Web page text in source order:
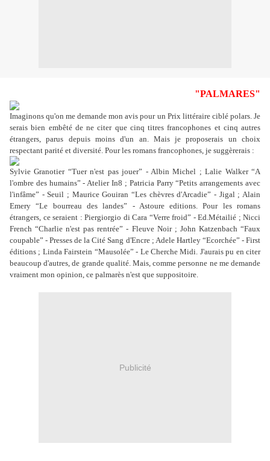
"PALMARES"
Imaginons qu'on me demande mon avis pour un Prix littéraire ciblé polars. Je
serais bien embêté de ne citer que cinq titres francophones et cinq autres
étrangers, parus depuis moins d'un an. Mais je proposerais un choix
respectant parité et diversité. Pour les romans francophones, je suggèrerais :
Sylvie Granotier “Tuer n'est pas jouer” - Albin Michel ; Lalie Walker “A
l'ombre des humains” - Atelier In8 ; Patricia Parry “Petits arrangements avec
l'infâme” - Seuil ; Maurice Gouiran “Les chèvres d'Arcadie” - Jigal ; Alain
Emery “Le bourreau des landes” - Astoure editions. Pour les romans
étrangers, ce seraient : Piergiorgio di Cara “Verre froid” - Ed.Métailié ; Nicci
French “Charlie n'est pas rentrée” - Fleuve Noir ; John Katzenbach “Faux
coupable” - Presses de la Cité Sang d'Encre ; Adele Hartley “Ecorchée” - First
éditions ; Linda Fairstein “Mausolée” - Le Cherche Midi. J'aurais pu en citer
beaucoup d'autres, de grande qualité. Mais, comme personne ne me demande
vraiment mon opinion, ce palmarès n'est que suppositoire.
Publicité